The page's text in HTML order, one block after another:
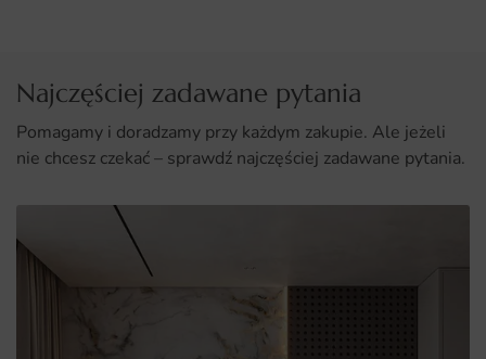
Najczęściej zadawane pytania
Pomagamy i doradzamy przy każdym zakupie. Ale jeżeli
nie chcesz czekać – sprawdź najczęściej zadawane pytania.